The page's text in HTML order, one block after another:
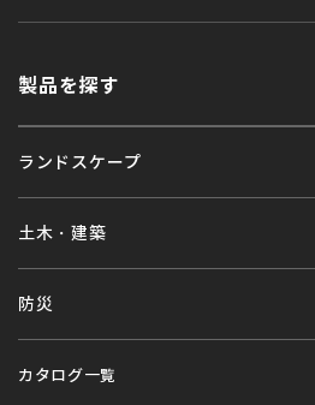
製品を探す
ランドスケープ
土木・建築
防災
カタログ一覧